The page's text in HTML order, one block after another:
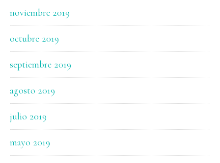
noviembre 2019
octubre 2019
septiembre 2019
agosto 2019
julio 2019
mayo 2019